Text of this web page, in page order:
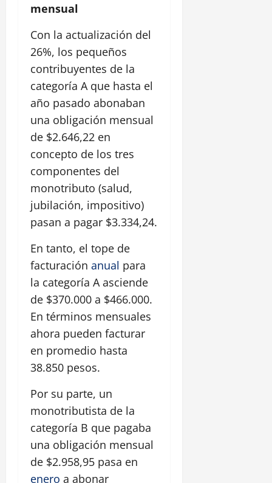
mensual
Con la actualización del
26%, los pequeños
contribuyentes de la
categoría A que hasta el
año pasado abonaban
una obligación mensual
de $2.646,22 en
concepto de los tres
componentes del
monotributo (salud,
jubilación, impositivo)
pasan a pagar $3.334,24.
En tanto, el tope de
facturación anual para
la categoría A asciende
de $370.000 a $466.000.
En términos mensuales
ahora pueden facturar
en promedio hasta
38.850 pesos.
Por su parte, un
monotributista de la
categoría B que pagaba
una obligación mensual
de $2.958,95 pasa en
enero a abonar